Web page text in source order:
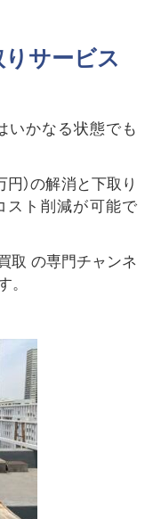
サービス
いかなる状態でも
）の解消と下取り
スト削減が可能で
取 の専門チャンネ
。